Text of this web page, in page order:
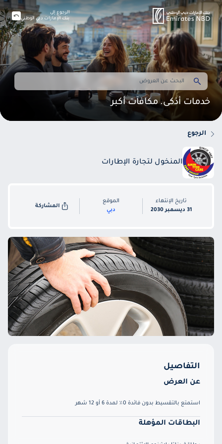
خدمات أذكى. مكافآت أكبر
الرجوع إلى
بنك الإمارات دبي الوطني
الرجوع
المنخول لتجارة الإطارات
تاريخ الإنتهاء
31 ديسمبر 2030
الموقع
دبي
المشاركة
التفاصيل
عن العرض
استمتع بالتقسيط بدون فائدة 0٪ لمدة 6 أو 12 شهر
البطاقات المؤهلة